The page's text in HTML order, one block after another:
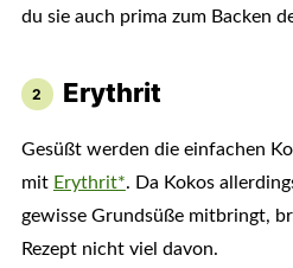
du sie auch prima zum Backen
Erythrit
Gesüßt werden die einfachen
mit Erythrit*. Da Kokos
gewisse Grundsüße mitbringt,
Rezept nicht viel davon.